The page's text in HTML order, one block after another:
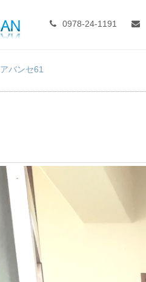
0978-24-1191
アバンセ61